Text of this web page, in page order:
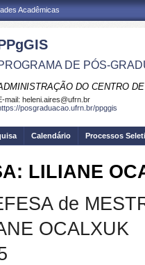
Acadêmicas
DE PÓS-
DO CENTRO
mail: heleni.aires@ufrn.br
posgraduacao.ufrn.br/ppggis
Calendário Processos
LILIANE
de
OCALXUK